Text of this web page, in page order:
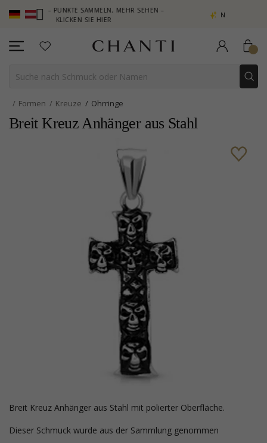
– PUNKTE SAMMELN, MEHR SEHEN –
KLICKEN SIE HIER
NEW COLLECTION |
Formen Kreuze Ohrringe
Breit Kreuz Anhänger aus Stahl
Breit Kreuz Anhänger aus Stahl mit polierter Oberfläche.
Dieser Schmuck wurde aus der Sammlung genommen